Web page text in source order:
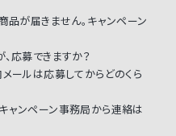
品が届きません。キャンペーン
応募できますか？
ールは応募してからどのくら
ャンペーン事務局から連絡は